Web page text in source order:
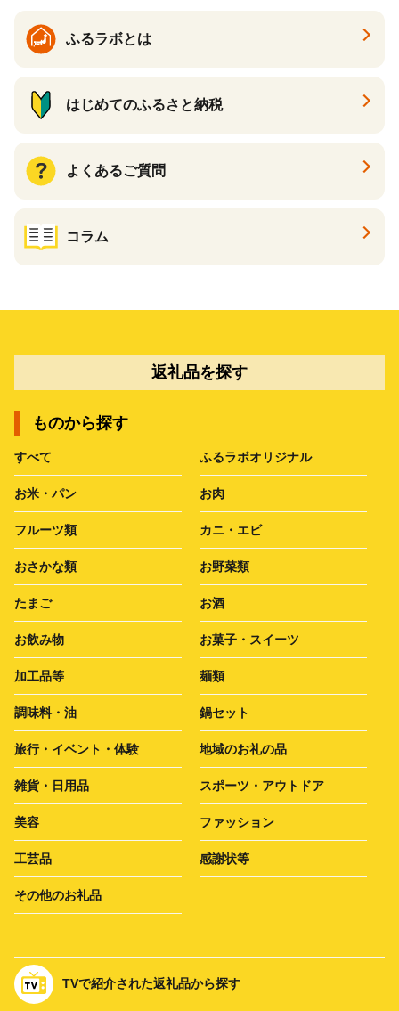
ふるラボとは
はじめてのふるさと納税
よくあるご質問
コラム
返礼品を探す
ものから探す
すべて ふるラボオリジナル
お米・パン お肉
フルーツ類 カニ・エビ
おさかな類 お野菜類
たまご お酒
お飲み物 お菓子・スイーツ
加工品等 麺類
調味料・油 鍋セット
旅行・イベント・体験 地域のお礼の品
雑貨・日用品 スポーツ・アウトドア
美容 ファッション
工芸品 感謝状等
その他のお礼品
TVで紹介された返礼品から探す